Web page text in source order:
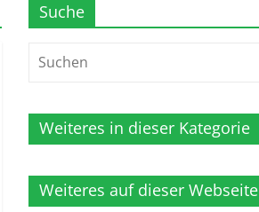
Suche
Weiteres in dieser Kategorie
Weiteres auf dieser Webseite